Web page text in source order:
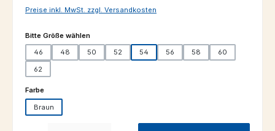
Preise inkl. MwSt. zzgl. Versandkosten
Bitte Größe wählenauswählen
46 48 50 52 54 56 58
60
62
Farbeauswählen
Braun